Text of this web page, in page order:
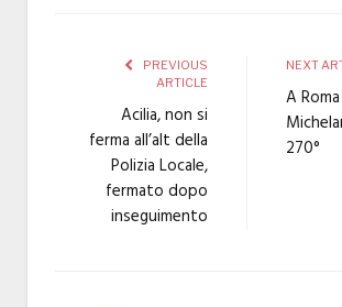
PREVIOUS
ARTICLE
Acilia, non si
ferma all’alt della
Polizia Locale,
fermato dopo
inseguimento
NEXT
A Roma
270°